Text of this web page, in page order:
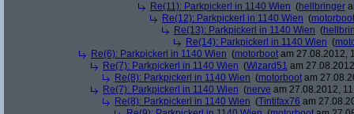
Re(11): Parkpickerl in 1140 Wien (hellbringer
Re(12): Parkpickerl in 1140 Wien (motorboot
Re(13): Parkpickerl in 1140 Wien (
Re(14): Parkpickerl in 1140 Wien (
Re(6): Parkpickerl in 1140 Wien (motorboot am 27.08.2012,
Re(7): Parkpickerl in 1140 Wien (Wizard51 am
Re(8): Parkpickerl in 1140 Wien (motorboot am
Re(7): Parkpickerl in 1140 Wien (nerve am 27.08.2012,
Re(8): Parkpickerl in 1140 Wien (Tintifax76 am